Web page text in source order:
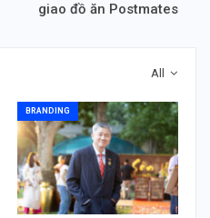
giao đồ ăn Postmates
All
BRANDING